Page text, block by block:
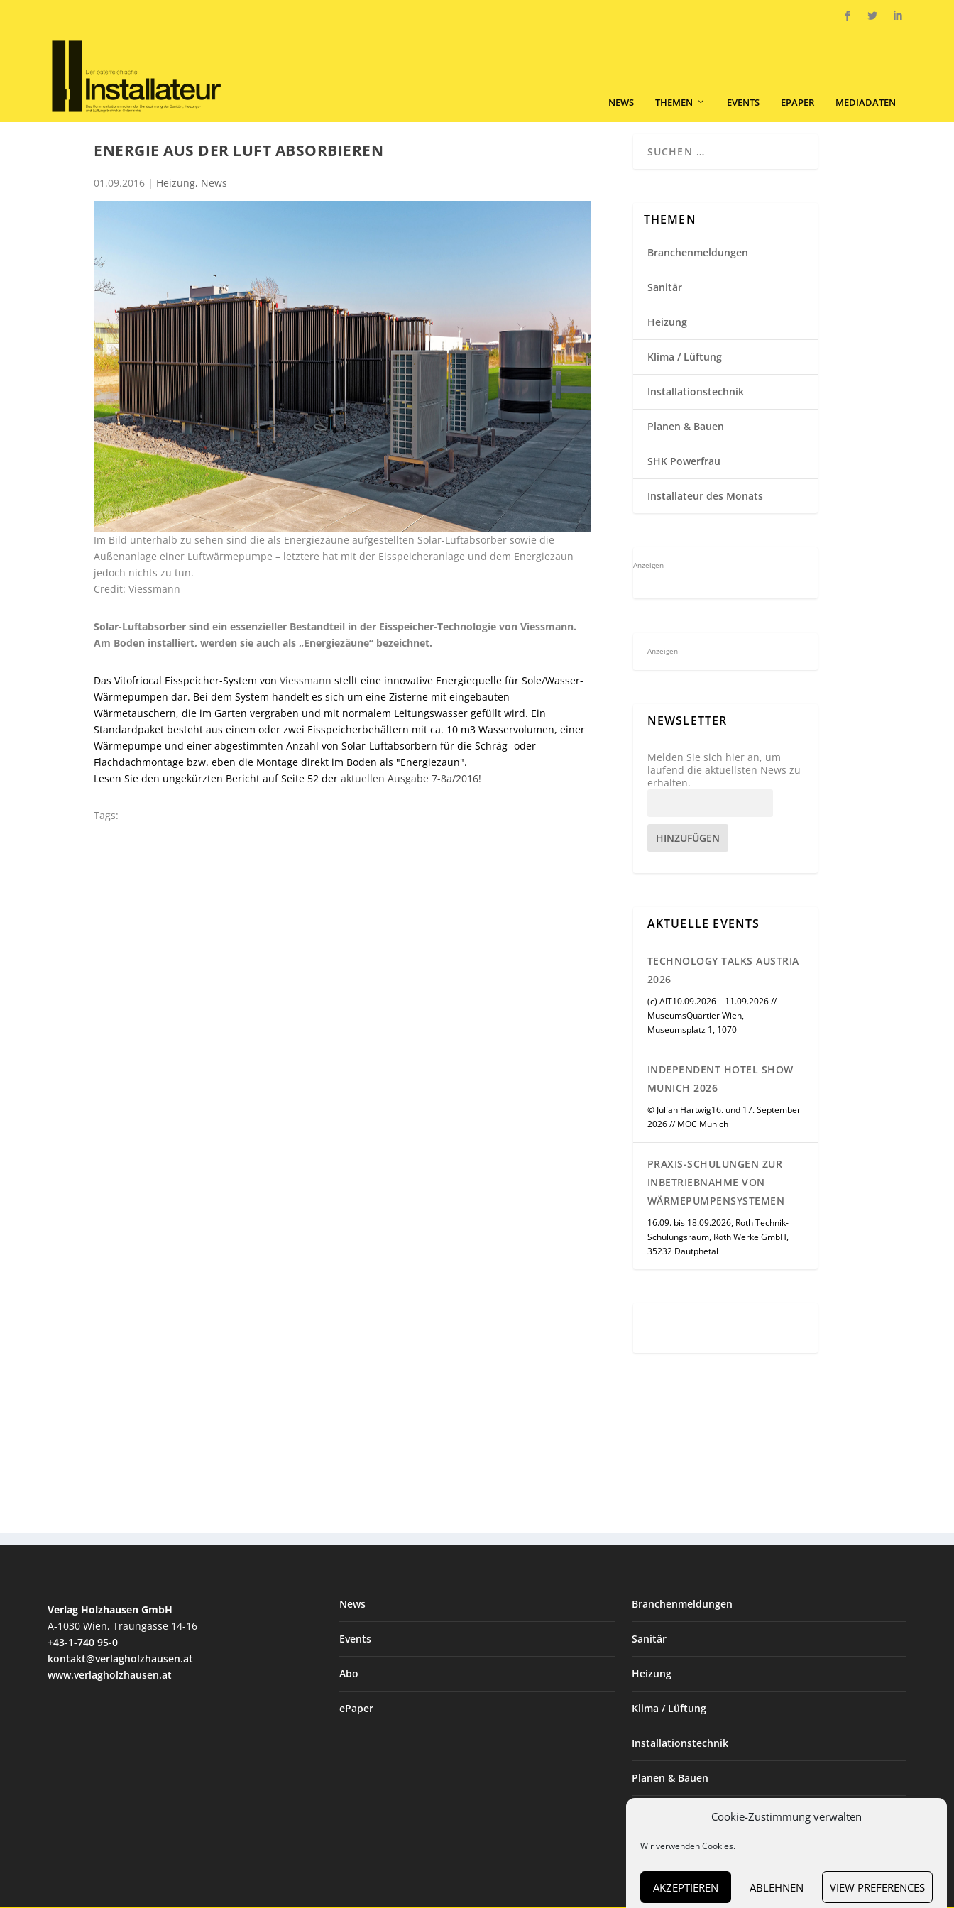
Cookie-Zustimmung verwalten
Wir verwenden Cookies.
AKZEPTIEREN ABLEHNEN VIEW PREFERENCES
NEWS THEMEN EVENTS EPAPER MEDIADATEN
ENERGIE AUS DER LUFT ABSORBIEREN
01.09.2016 | Heizung, News
Im Bild unterhalb zu sehen sind die als Energiezäune aufgestellten Solar-Luftabsorber sowie die
Außenanlage einer Luftwärmepumpe – letztere hat mit der Eisspeicheranlage und dem Energiezaun
jedoch nichts zu tun.
Credit: Viessmann
Solar-Luftabsorber sind ein essenzieller Bestandteil in der Eisspeicher-Technologie von Viessmann.
Am Boden installiert, werden sie auch als „Energiezäune“ bezeichnet.
Das Vitofriocal Eisspeicher-System von Viessmann stellt eine innovative Energiequelle für Sole/Wasser-
Wärmepumpen dar. Bei dem System handelt es sich um eine Zisterne mit eingebauten
Wärmetauschern, die im Garten vergraben und mit normalem Leitungswasser gefüllt wird. Ein
Standardpaket besteht aus einem oder zwei Eisspeicherbehältern mit ca. 10 m3 Wasservolumen, einer
Wärmepumpe und einer abgestimmten Anzahl von Solar-Luftabsorbern für die Schräg- oder
Flachdachmontage bzw. eben die Montage direkt im Boden als "Energiezaun".
Lesen Sie den ungekürzten Bericht auf Seite 52 der aktuellen Ausgabe 7-8a/2016!
Tags:
THEMEN
Branchenmeldungen
Sanitär
Heizung
Klima / Lüftung
Installationstechnik
Planen & Bauen
SHK Powerfrau
Installateur des Monats
Anzeigen
Anzeigen
NEWSLETTER
Melden Sie sich hier an, um
laufend die aktuellsten News zu
erhalten.
HINZUFÜGEN
AKTUELLE EVENTS
TECHNOLOGY TALKS AUSTRIA
2026
(c) AIT10.09.2026 – 11.09.2026 //
MuseumsQuartier Wien,
Museumsplatz 1, 1070
INDEPENDENT HOTEL SHOW
MUNICH 2026
© Julian Hartwig16. und 17. September
2026 // MOC Munich
PRAXIS-SCHULUNGEN ZUR
INBETRIEBNAHME VON
WÄRMEPUMPENSYSTEMEN
16.09. bis 18.09.2026, Roth Technik-
Schulungsraum, Roth Werke GmbH,
35232 Dautphetal
Verlag Holzhausen GmbH
A-1030 Wien, Traungasse 14-16
+43-1-740 95-0
kontakt@verlagholzhausen.at
www.verlagholzhausen.at
News
Events
Abo
ePaper
Branchenmeldungen
Sanitär
Heizung
Klima / Lüftung
Installationstechnik
Planen & Bauen
Installateur des Monats